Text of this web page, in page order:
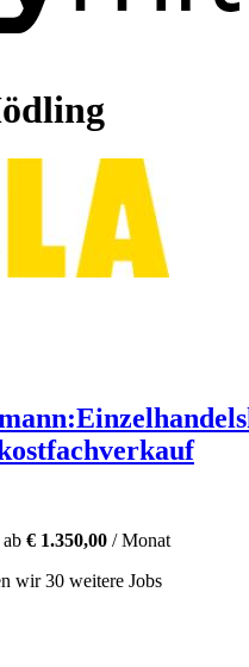
ab € 1.350,00 / Monat
wir30 weitere Jobs